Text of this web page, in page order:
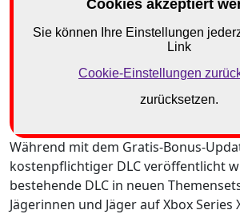
Während mit dem Gratis‑Bonus-
kostenpflichtiger DLC veröffentlicht
bestehende DLC in neuen
Jägerinnen und Jäger auf Xbox Series